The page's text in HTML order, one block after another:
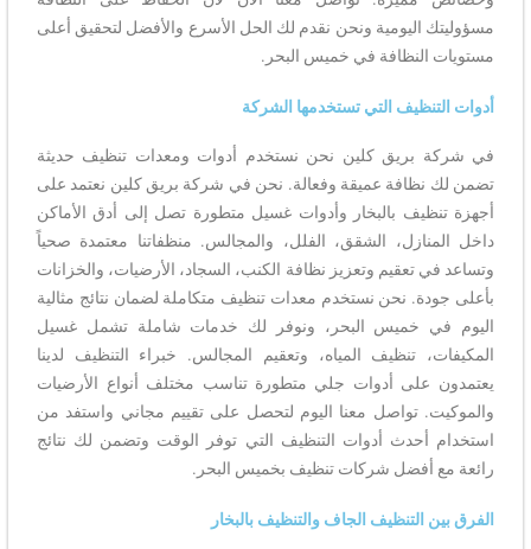
مسؤوليتك اليومية ونحن نقدم لك الحل الأسرع والأفضل لتحقيق أعلى
مستويات النظافة في خميس البحر.
أدوات التنظيف التي تستخدمها الشركة
في شركة بريق كلين نحن نستخدم أدوات ومعدات تنظيف حديثة
تضمن لك نظافة عميقة وفعالة. نحن في شركة بريق كلين نعتمد على
أجهزة تنظيف بالبخار وأدوات غسيل متطورة تصل إلى أدق الأماكن
داخل المنازل، الشقق، الفلل، والمجالس. منظفاتنا معتمدة صحياً
وتساعد في تعقيم وتعزيز نظافة الكنب، السجاد، الأرضيات، والخزانات
بأعلى جودة. نحن نستخدم معدات تنظيف متكاملة لضمان نتائج مثالية
اليوم في خميس البحر، ونوفر لك خدمات شاملة تشمل غسيل
المكيفات، تنظيف المياه، وتعقيم المجالس. خبراء التنظيف لدينا
يعتمدون على أدوات جلي متطورة تناسب مختلف أنواع الأرضيات
والموكيت. تواصل معنا اليوم لتحصل على تقييم مجاني واستفد من
استخدام أحدث أدوات التنظيف التي توفر الوقت وتضمن لك نتائج
رائعة مع أفضل شركات تنظيف بخميس البحر.
الفرق بين التنظيف الجاف والتنظيف بالبخار